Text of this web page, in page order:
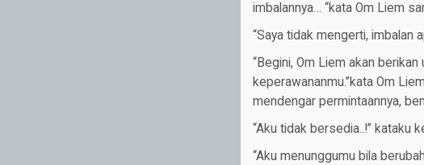
imbalannya… “kata Om Liem
“Saya tidak mengerti, imbalan
“Begini, Om Liem akan
keperawananmu.”kata Om
mendengar permintaannya,
“Aku tidak bersedia..!” kataku
“Aku menunggumu bila